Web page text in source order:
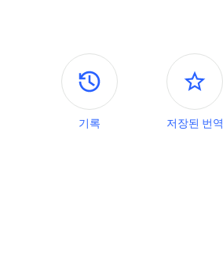
측면 패널
기록 저장된 번역